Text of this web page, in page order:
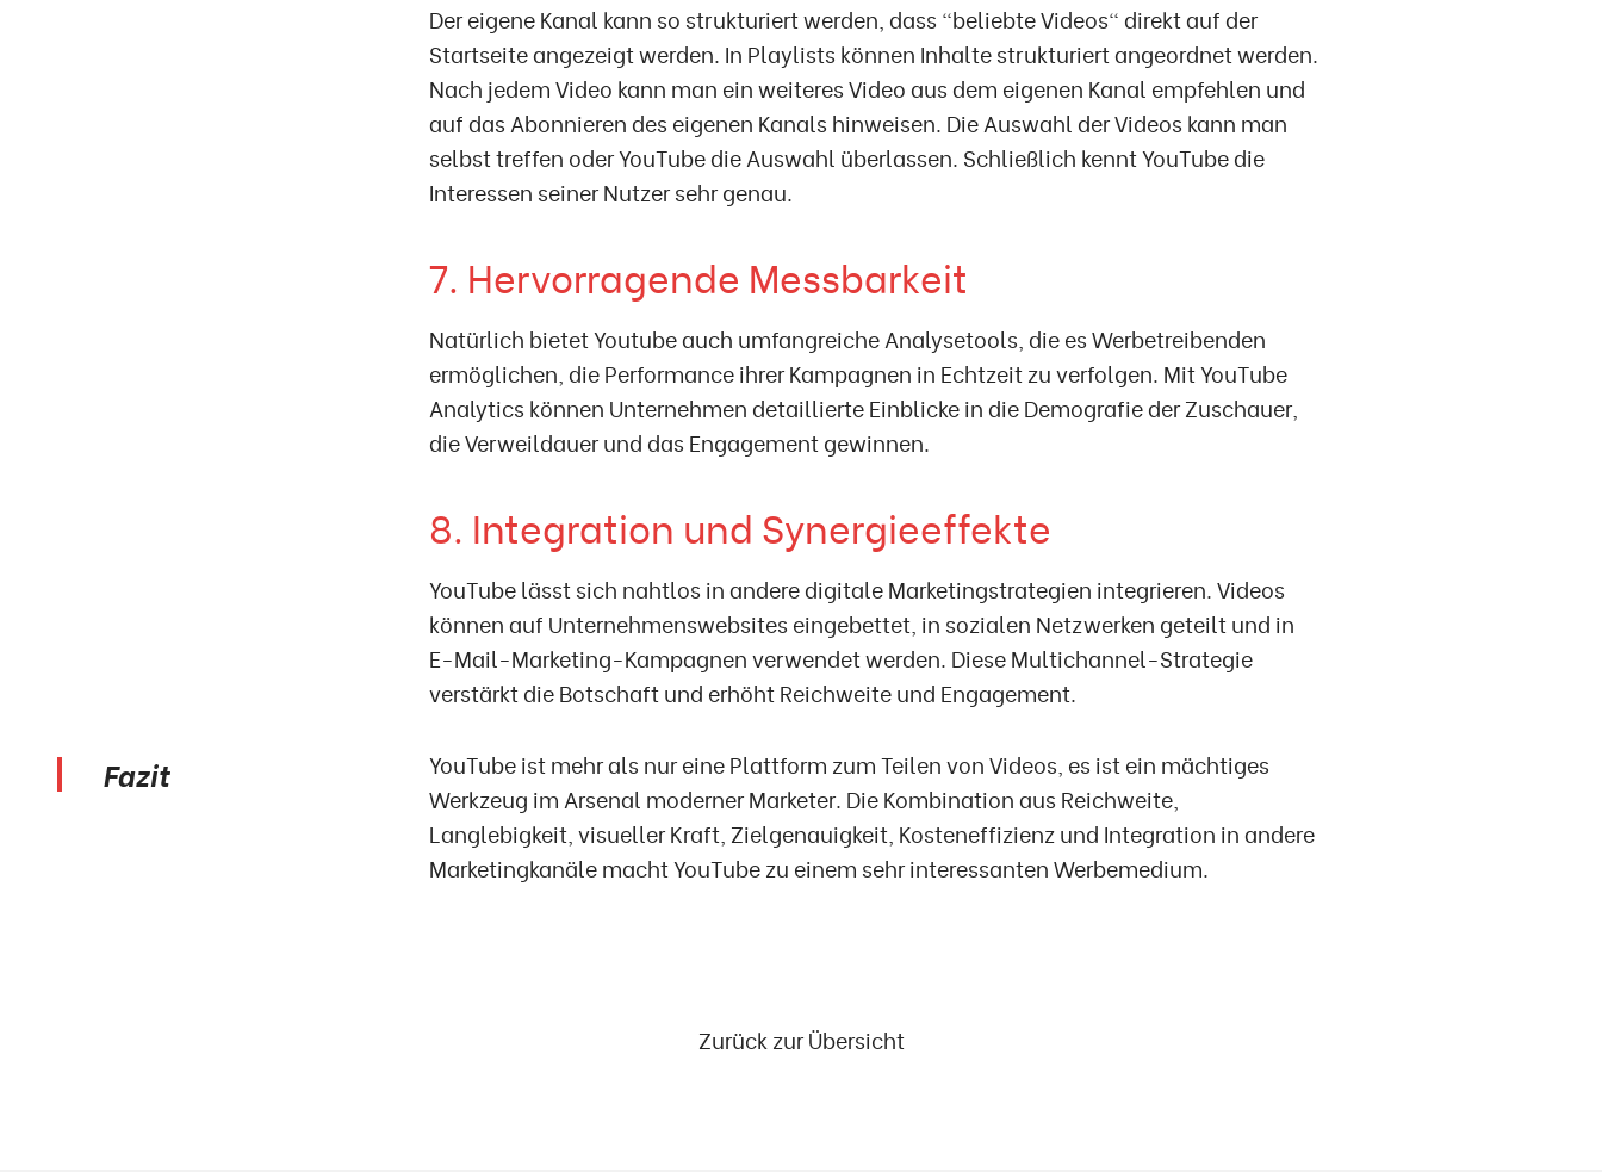
Der eigene Kanal kann so strukturiert werden, dass "beliebte Videos" direkt auf der
Startseite angezeigt werden. In Playlists können Inhalte strukturiert angeordnet werden.
Nach jedem Video kann man ein weiteres Video aus dem eigenen Kanal empfehlen und
auf das Abonnieren des eigenen Kanals hinweisen. Die Auswahl der Videos kann man
selbst treffen oder YouTube die Auswahl überlassen. Schließlich kennt YouTube die
Interessen seiner Nutzer sehr genau.
7. Hervorragende Messbarkeit
Natürlich bietet Youtube auch umfangreiche Analysetools, die es Werbetreibenden
ermöglichen, die Performance ihrer Kampagnen in Echtzeit zu verfolgen. Mit YouTube
Analytics können Unternehmen detaillierte Einblicke in die Demografie der Zuschauer,
die Verweildauer und das Engagement gewinnen.
8. Integration und Synergieeffekte
YouTube lässt sich nahtlos in andere digitale Marketingstrategien integrieren. Videos
können auf Unternehmenswebsites eingebettet, in sozialen Netzwerken geteilt und in
E-Mail-Marketing-Kampagnen verwendet werden. Diese Multichannel-Strategie
verstärkt die Botschaft und erhöht Reichweite und Engagement.
Fazit
YouTube ist mehr als nur eine Plattform zum Teilen von Videos, es ist ein mächtiges
Werkzeug im Arsenal moderner Marketer. Die Kombination aus Reichweite,
Langlebigkeit, visueller Kraft, Zielgenauigkeit, Kosteneffizienz und Integration in andere
Marketingkanäle macht YouTube zu einem sehr interessanten Werbemedium.
Zurück zur Übersicht